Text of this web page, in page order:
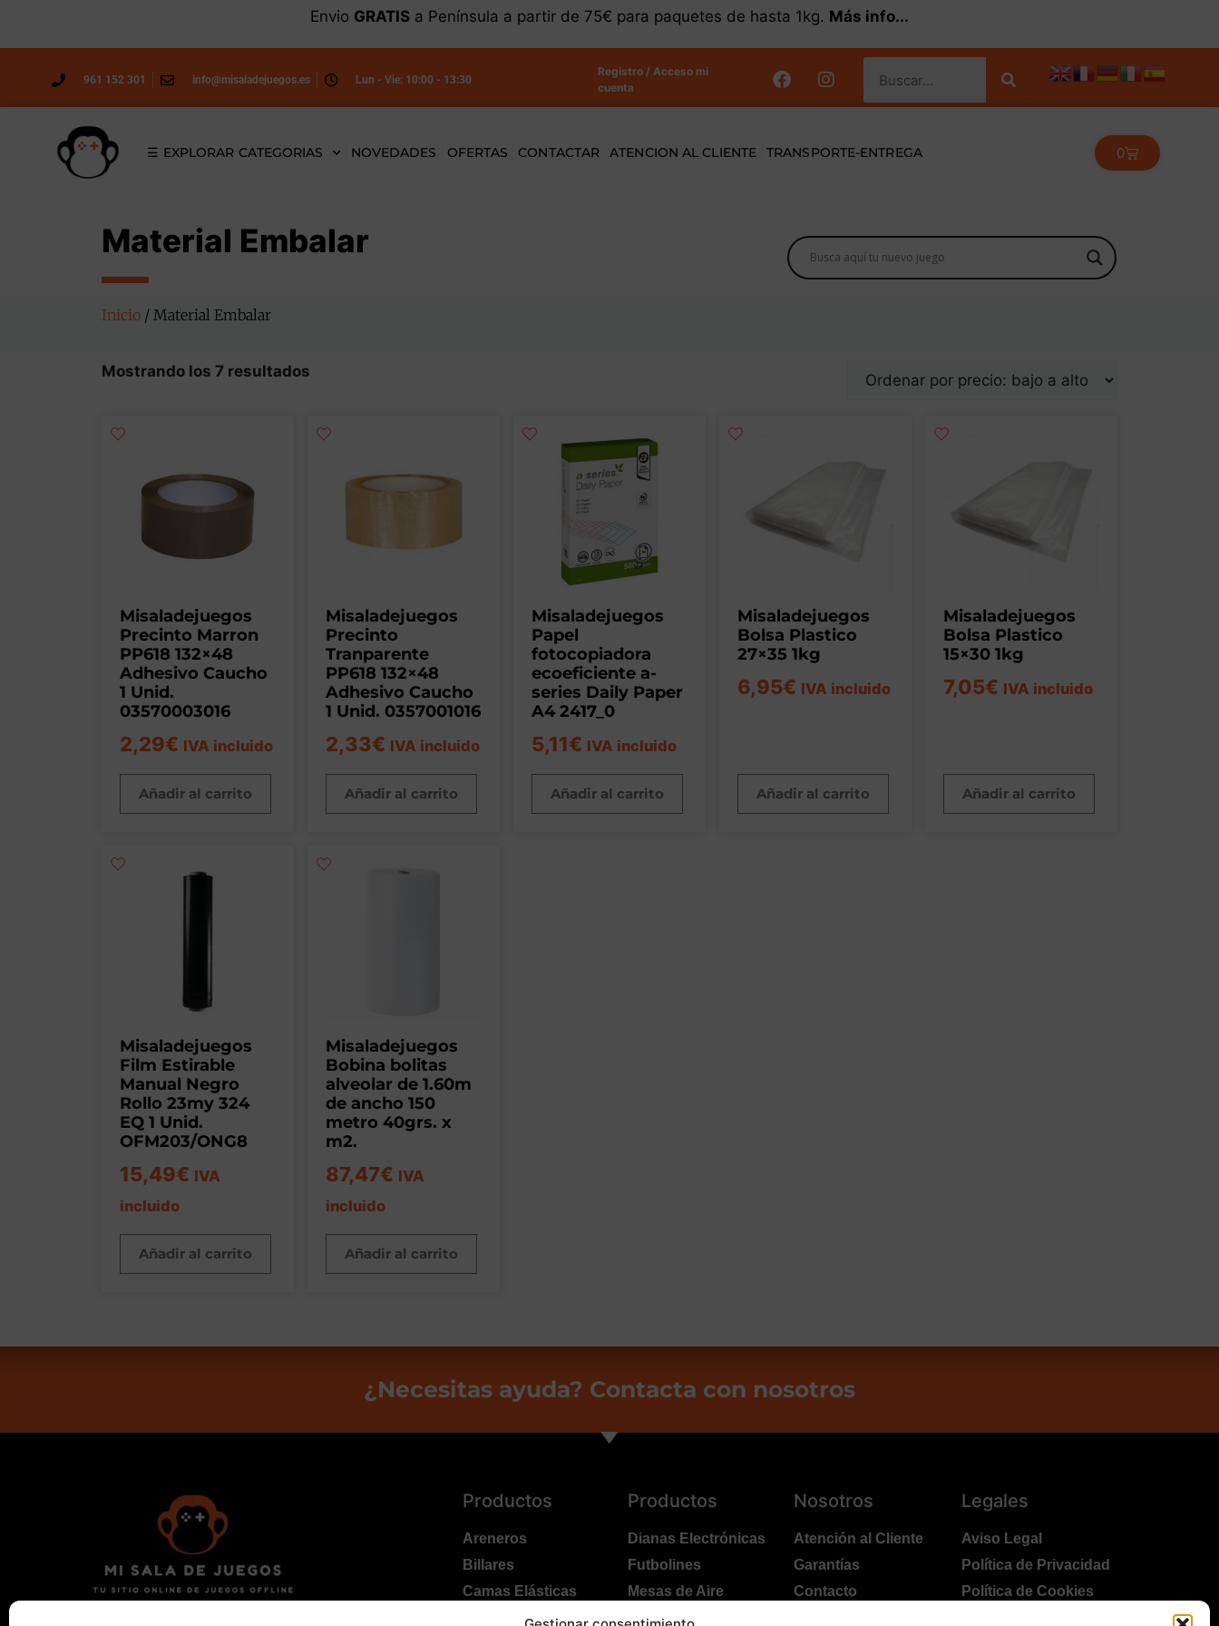
Envio GRATIS a Península a partir de 75€ para paquetes de hasta 1kg. Más info...
961 152 301 info@misaladejuegos.es Lun - Vie: 10:00 - 13:30
Registro / Acceso mi
cuenta
☰ EXPLORAR CATEGORIAS NOVEDADES OFERTAS CONTACTAR ATENCION AL CLIENTE TRANSPORTE-ENTREGA 0
Material Embalar
Inicio / Material Embalar
Mostrando los 7 resultados
Misaladejuegos
Precinto Marron
PP618 132×48
Adhesivo Caucho
1 Unid.
03570003016
2,29€ IVA incluido
Añadir al carrito
Misaladejuegos
Precinto
Tranparente
PP618 132×48
Adhesivo Caucho
1 Unid. 0357001016
2,33€ IVA incluido
Añadir al carrito
Misaladejuegos
Papel
fotocopiadora
ecoeficiente a-
series Daily Paper
A4 2417_0
5,11€ IVA incluido
Añadir al carrito
Misaladejuegos
Bolsa Plastico
27×35 1kg
6,95€ IVA incluido
Añadir al carrito
Misaladejuegos
Bolsa Plastico
15×30 1kg
7,05€ IVA incluido
Añadir al carrito
Misaladejuegos
Film Estirable
Manual Negro
Rollo 23my 324
EQ 1 Unid.
OFM203/ONG8
15,49€ IVA
incluido
Añadir al carrito
Misaladejuegos
Bobina bolitas
alveolar de 1.60m
de ancho 150
metro 40grs. x
m2.
87,47€ IVA
incluido
Añadir al carrito
¿Necesitas ayuda? Contacta con nosotros
Productos
Areneros
Billares
Camas Elásticas
Coches Kart
Productos
Dianas Electrónicas
Futbolines
Mesas de Aire
Ping Pong Interior
Nosotros
Atención al Cliente
Garantías
Contacto
Legales
Aviso Legal
Política de Privacidad
Política de Cookies